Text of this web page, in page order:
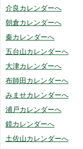
介良カレンダーへ
朝倉カレンダーへ
秦カレンダーへ
五台山カレンダーへ
大津カレンダーへ
布師田カレンダーへ
みませカレンダーへ
浦戸カレンダーへ
鏡カレンダーへ
土佐山カレンダーへ